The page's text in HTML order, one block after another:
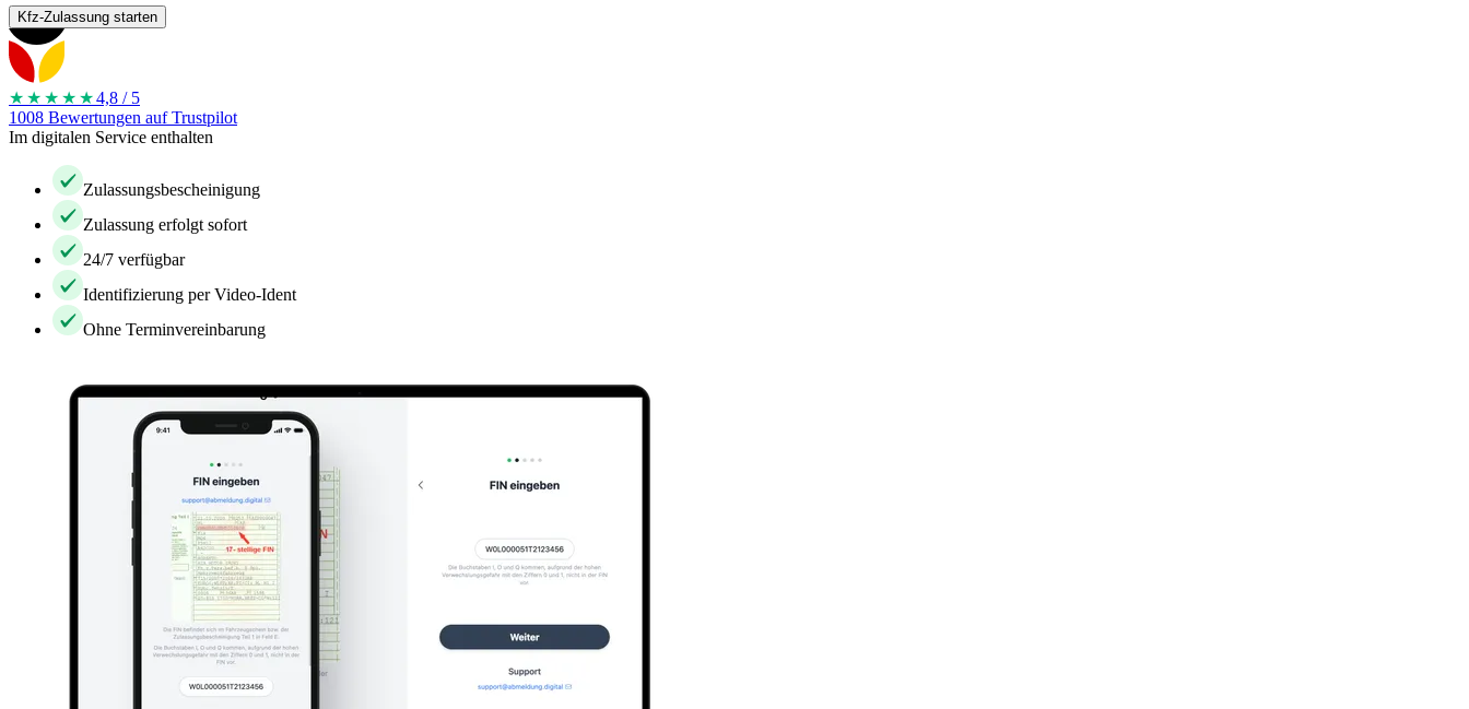
Kfz-Zulassung starten
★★★★ ★4,8 / 5
1008 Bewertungen auf Trustpilot
Im digitalen Service enthalten
Zulassungsbescheinigung
Zulassung erfolgt sofort
24/7 verfügbar
Identifizierung per Video-Ident
Ohne Terminvereinbarung